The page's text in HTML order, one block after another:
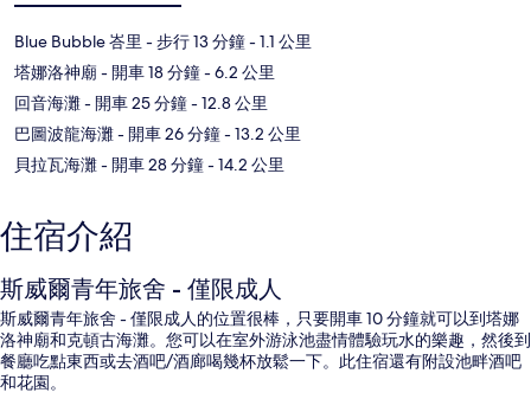
Blue Bubble 峇里 - 步行 13 分鐘- 1.1 公里
塔娜洛神廟 - 開車 18 分鐘- 6.2 公里
回音海灘- 開車 25 分鐘- 12.8 公里
巴圖波龍海灘- 開車 26 分鐘- 13.2 公里
貝拉瓦海灘- 開車 28 分鐘- 14.2 公里
住宿介紹
斯威爾青年旅舍 - 僅限成人
斯威爾青年旅舍 - 僅限成人的位置很棒，只要開車 10 分鐘就可以到塔娜
洛神廟和克頓古海灘。您可以在室外游泳池盡情體驗玩水的樂趣，然後到
餐廳吃點東西或去酒吧/酒廊喝幾杯放鬆一下。此住宿還有附設池畔酒吧
和花園。